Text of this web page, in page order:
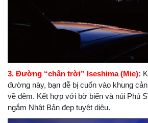
3. Đường “chân trời” Iseshima (Mie):
đường này, bạn dễ bị cuốn vào khung
về đêm. Kết hợp với bờ biển và núi Phú
ngắm Nhật Bản đẹp tuyệt diệu.